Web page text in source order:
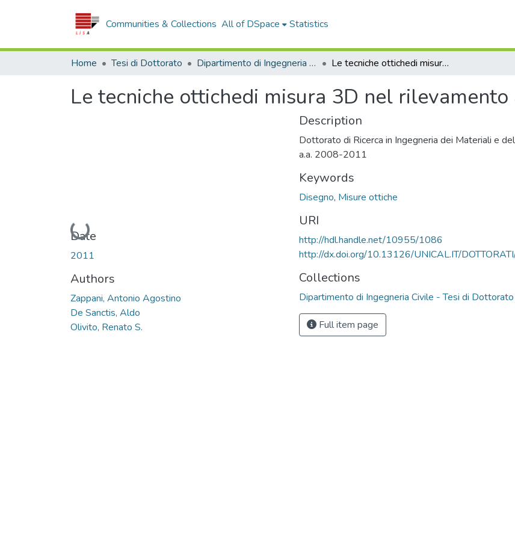
Communities & Collections All of DSpace Statistics
Home Tesi di Dottorato Dipartimento di Ingegneria Civile - Tesi di Dottorato Le tecniche ottichedi misura 3D nel rilevamento architettonico
Le tecniche ottichedi misura 3D nel
Loading...
Date
2011
Authors
Zappani, Antonio Agostino
De Sanctis, Aldo
Olivito, Renato S.
Description
Dottorato di Ricerca in Ingegneria dei Materiali e
a.a. 2008-2011
Keywords
Disegno, Misure ottiche
URI
http://hdl.handle.net/10955/1086
http://dx.doi.org/10.13126/UNICAL.IT/
Collections
Dipartimento di Ingegneria Civile - Tesi di Dottorato
Full item page